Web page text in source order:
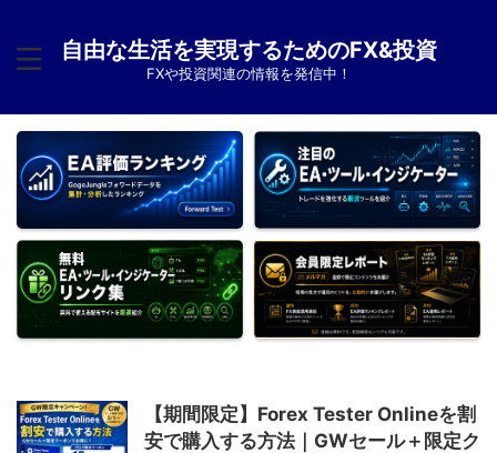
自由な生活を実現するためのFX&投資
FXや投資関連の情報を発信中！
【期間限定】Forex Tester Onlineを割
安で購入する方法｜GWセール＋限定ク